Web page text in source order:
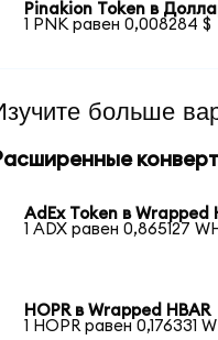
Pinakion Token в
1 PNK равен 0,008284 $
больше
AdEx Token в Wrapped
1 ADX равен 0,865127
HOPR в Wrapped HBAR
1 HOPR равен 0,176331